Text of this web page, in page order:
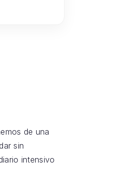
de una
sin
intensivo